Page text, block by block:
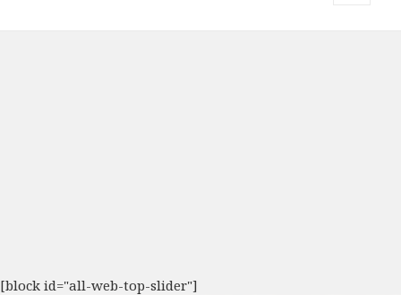
[block id="all-web-top-slider"]